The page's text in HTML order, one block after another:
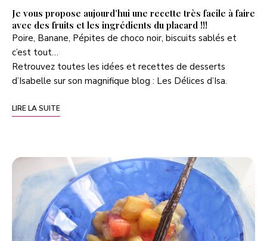
Je vous propose aujourd’hui une recette très facile à faire
avec des fruits et les ingrédients du placard !!!
Poire, Banane, Pépites de choco noir, biscuits sablés et
c’est tout…
Retrouvez toutes les idées et recettes de desserts
d’Isabelle sur son magnifique blog : Les Délices d’Isa.
LIRE LA SUITE